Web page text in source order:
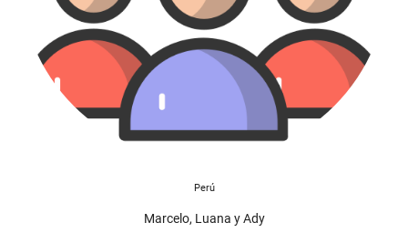
Perú
Marcelo, Luana y Ady